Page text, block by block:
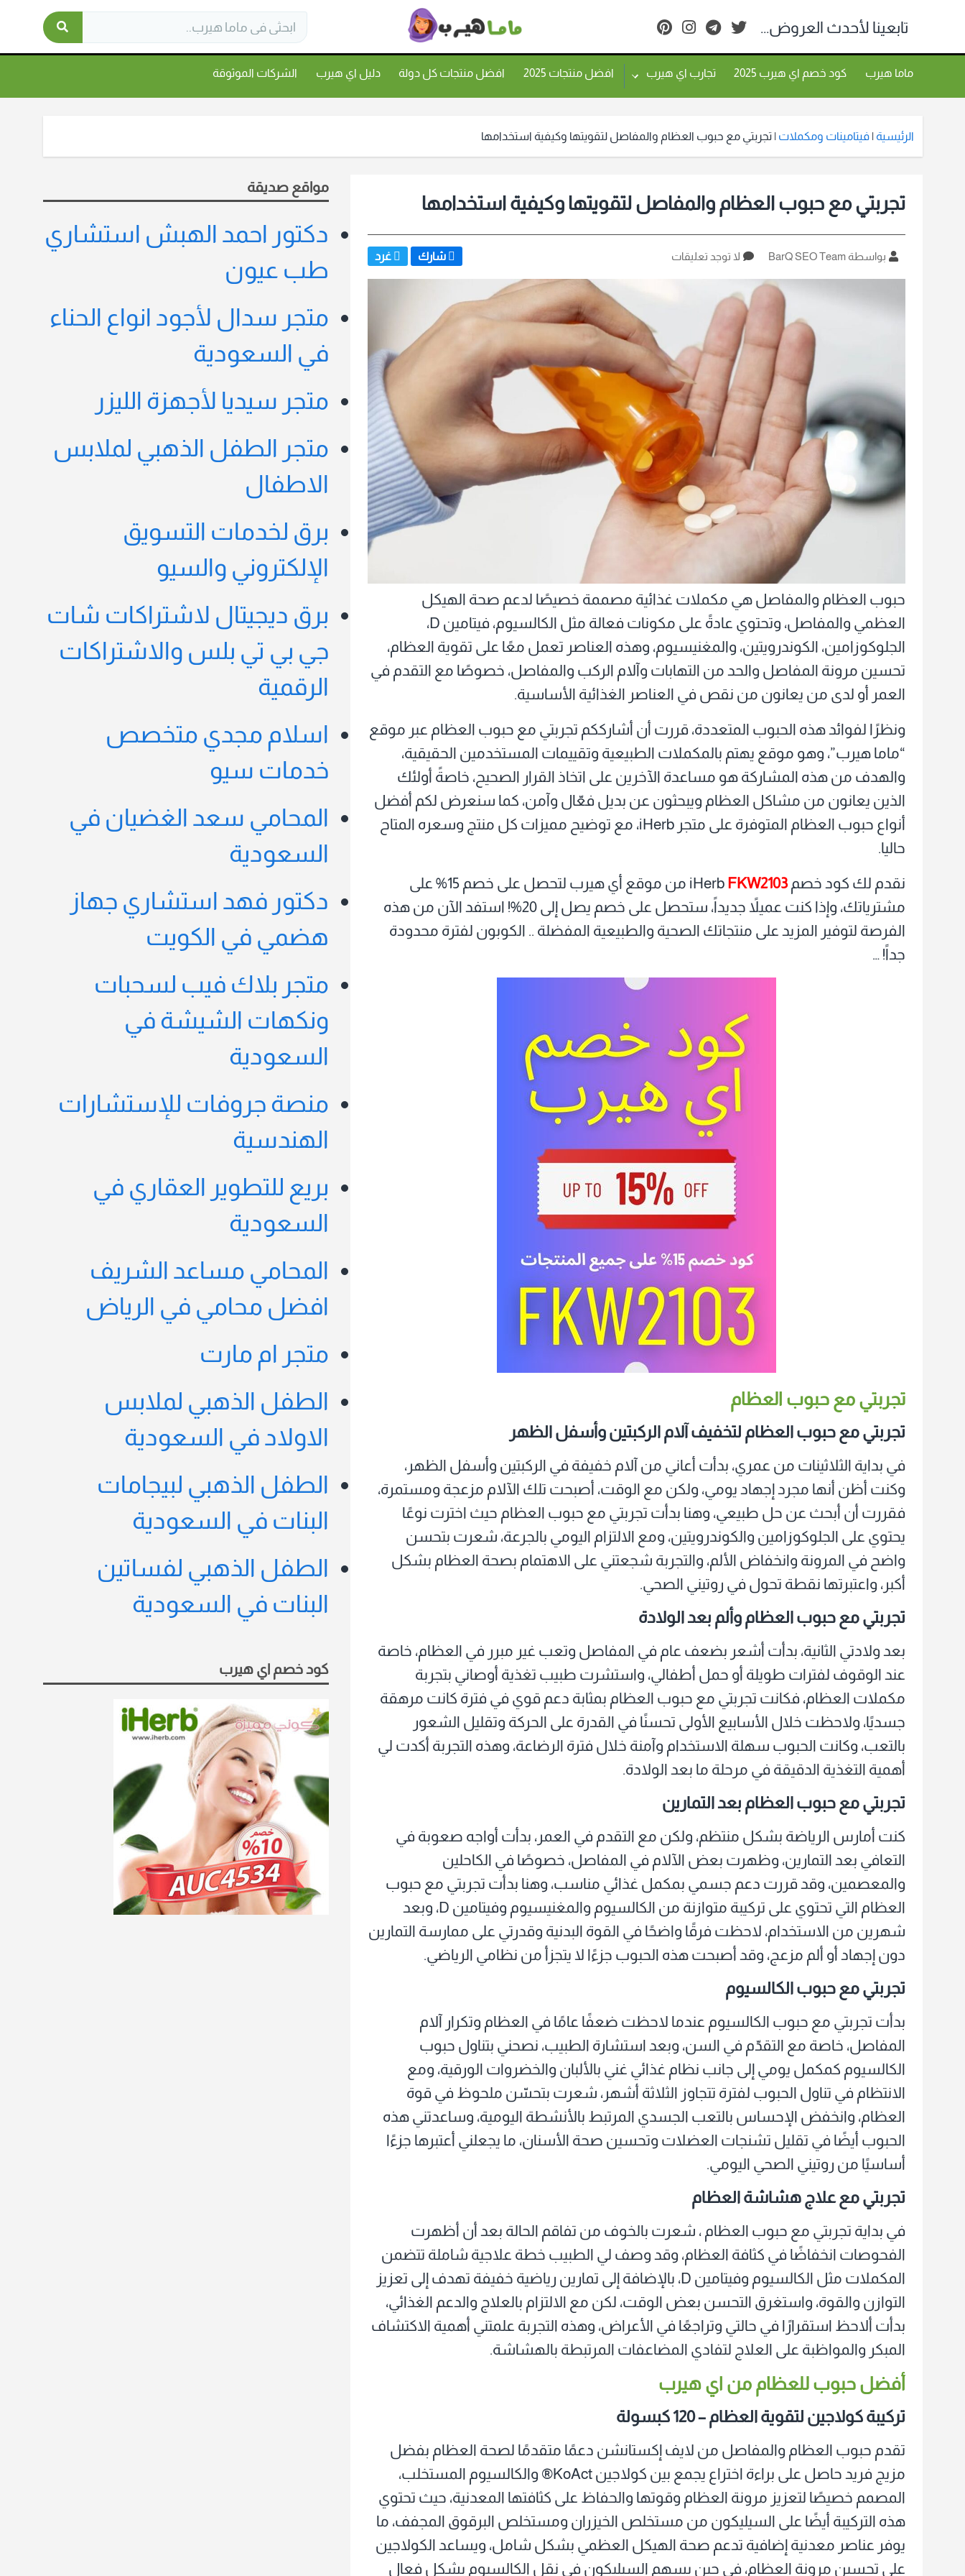
تابعينا لأحدث العروض...
ماما هيرب كود خصم اي هيرب 2025 تجارب اي هيرب افضل منتجات 2025 افضل منتجات كل دولة دليل اي هيرب الشركات الموثوقة
الرئيسية |فيتامينات ومكملات |تجربتي مع حبوب العظام والمفاصل لتقويتها وكيفية استخدامها
تجربتي مع حبوب العظام والمفاصل لتقويتها وكيفية استخدامها
كاتب
بواسطة BarQ SEO Team لا توجد تعليقات
العظام
والمفاصل
لتقويتها
وكيفية
استخدامها
شارك غرد
حبوب العظام والمفاصل هي مكملات غذائية مصممة خصيصًا لدعم صحة الهيكل
العظمي والمفاصل، وتحتوي عادةً على مكونات فعالة مثل الكالسيوم، فيتامين D،
الجلوكوزامين، الكوندرويتين، والمغنيسيوم، وهذه العناصر تعمل معًا على تقوية العظام،
تحسين مرونة المفاصل والحد من التهابات وآلام الركب والمفاصل، خصوصًا مع التقدم في
العمر أو لدى من يعانون من نقص في العناصر الغذائية الأساسية.
ونظرًا لفوائد هذه الحبوب المتعددة، قررت أن أشارككم تجربتي مع حبوب العظام عبر موقع
“ماما هيرب”، وهو موقع يهتم بالمكملات الطبيعية وتقييمات المستخدمين الحقيقية،
والهدف من هذه المشاركة هو مساعدة الآخرين على اتخاذ القرار الصحيح، خاصةً أولئك
الذين يعانون من مشاكل العظام ويبحثون عن بديل فعّال وآمن، كما سنعرض لكم أفضل
أنواع حبوب العظام المتوفرة على متجر iHerb، مع توضيح مميزات كل منتج وسعره المتاح
حاليا.
نقدم لك كود خصم iHerbFKW2103
من موقع أي هيرب لتحصل على خصم 15% على
مشترياتك، وإذا كنت عميلاً جديداً، ستحصل على خصم يصل إلى 20%! استفد الآن من هذه
الفرصة لتوفير المزيد على منتجاتك الصحية والطبيعية المفضلة .. الكوبون لفترة محدودة
جداً! …
تجربتي مع حبوب العظام
تجربتي مع حبوب العظام لتخفيف آلام الركبتين وأسفل الظهر
في بداية الثلاثينات من عمري، بدأت أعاني من آلام خفيفة في الركبتين وأسفل الظهر،
وكنت أظن أنها مجرد إجهاد يومي، ولكن مع الوقت، أصبحت تلك الآلام مزعجة ومستمرة،
فقررت أن أبحث عن حل طبيعي، وهنا بدأت تجربتي مع حبوب العظام حيث اخترت نوعًا
يحتوي على الجلوكوزامين والكوندرويتين، ومع الالتزام اليومي بالجرعة، شعرت بتحسن
واضح في المرونة وانخفاض الألم، والتجربة شجعتني على الاهتمام بصحة العظام بشكل
أكبر، واعتبرتها نقطة تحول في روتيني الصحي.
تجربتي مع حبوب العظام وألم بعد الولادة
بعد ولادتي الثانية، بدأت أشعر بضعف عام في المفاصل وتعب غير مبرر في العظام، خاصة
عند الوقوف لفترات طويلة أو حمل أطفالي، واستشرت طبيب تغذية أوصاني بتجربة
مكملات العظام، فكانت تجربتي مع حبوب العظام بمثابة دعم قوي في فترة كانت مرهقة
جسديًا، ولاحظت خلال الأسابيع الأولى تحسنًا في القدرة على الحركة وتقليل الشعور
بالتعب، وكانت الحبوب سهلة الاستخدام وآمنة خلال فترة الرضاعة، وهذه التجربة أكدت لي
أهمية التغذية الدقيقة في مرحلة ما بعد الولادة.
تجربتي مع حبوب العظام بعد التمارين
كنت أمارس الرياضة بشكل منتظم، ولكن مع التقدم في العمر، بدأت أواجه صعوبة في
التعافي بعد التمارين، وظهرت بعض الآلام في المفاصل، خصوصًا في الكاحلين
والمعصمين، وقد قررت دعم جسمي بمكمل غذائي مناسب، وهنا بدأت تجربتي مع حبوب
العظام التي تحتوي على تركيبة متوازنة من الكالسيوم والمغنيسيوم وفيتامين D، وبعد
شهرين من الاستخدام، لاحظت فرقًا واضحًا في القوة البدنية وقدرتي على ممارسة التمارين
دون إجهاد أو ألم مزعج، وقد أصبحت هذه الحبوب جزءًا لا يتجزأ من نظامي الرياضي.
تجربتي مع حبوب الكالسيوم
بدأت تجربتي مع حبوب الكالسيوم عندما لاحظت ضعفًا عامًا في العظام وتكرار آلام
المفاصل، خاصة مع التقدّم في السن، وبعد استشارة الطبيب، نصحني بتناول حبوب
الكالسيوم كمكمل يومي إلى جانب نظام غذائي غني بالألبان والخضروات الورقية، ومع
الانتظام في تناول الحبوب لفترة تتجاوز الثلاثة أشهر، شعرت بتحسّن ملحوظ في قوة
العظام، وانخفض الإحساس بالتعب الجسدي المرتبط بالأنشطة اليومية، وساعدتني هذه
الحبوب أيضًا في تقليل تشنجات العضلات وتحسين صحة الأسنان، ما يجعلني أعتبرها جزءًا
أساسيًا من روتيني الصحي اليومي.
تجربتي مع علاج هشاشة العظام
في بداية تجربتي مع حبوب العظام ، شعرت بالخوف من تفاقم الحالة بعد أن أظهرت
الفحوصات انخفاضًا في كثافة العظام، وقد وصف لي الطبيب خطة علاجية شاملة تتضمن
المكملات مثل الكالسيوم وفيتامين D، بالإضافة إلى تمارين رياضية خفيفة تهدف إلى تعزيز
التوازن والقوة، واستغرق التحسن بعض الوقت، لكن مع الالتزام بالعلاج والدعم الغذائي،
بدأت ألاحظ استقرارًا في حالتي وتراجعًا في الأعراض، وهذه التجربة علمتني أهمية الاكتشاف
المبكر والمواظبة على العلاج لتفادي المضاعفات المرتبطة بالهشاشة.
أفضل حبوب للعظام من اي هيرب
تركيبة كولاجين لتقوية العظام – 120 كبسولة
تقدم حبوب العظام والمفاصل من لايف إكستانشن دعمًا متقدمًا لصحة العظام بفضل
مزيج فريد حاصل على براءة اختراع يجمع بين كولاجين KoAct® والكالسيوم المستخلب،
المصمم خصيصًا لتعزيز مرونة العظام وقوتها والحفاظ على كثافتها المعدنية، حيث تحتوي
هذه التركيبة أيضًا على السيليكون من مستخلص الخيزران ومستخلص البرقوق المجفف، ما
يوفر عناصر معدنية إضافية تدعم صحة الهيكل العظمي بشكل شامل، ويساعد الكولاجين
على تحسين مرونة العظام، في حين يسهم السيليكون في نقل الكالسيوم بشكل فعال
مواقع صديقة
دكتور احمد الهبش استشاري
طب عيون
متجر سدال لأجود انواع الحناء
في السعودية
متجر سيديا لأجهزة الليزر
متجر الطفل الذهبي لملابس
الاطفال
برق لخدمات التسويق
الإلكتروني والسيو
برق ديجيتال لاشتراكات شات
جي بي تي بلس والاشتراكات
الرقمية
اسلام مجدي متخصص
خدمات سيو
المحامي سعد الغضيان في
السعودية
دكتور فهد استشاري جهاز
هضمي في الكويت
متجر بلاك فيب لسحبات
ونكهات الشيشة في
السعودية
منصة جروفات للإستشارات
الهندسية
بريع للتطوير العقاري في
السعودية
المحامي مساعد الشريف
افضل محامي في الرياض
متجر ام مارت
الطفل الذهبي لملابس
الاولاد في السعودية
الطفل الذهبي لبيجامات
البنات في السعودية
الطفل الذهبي لفساتين
البنات في السعودية
كود خصم اي هيرب